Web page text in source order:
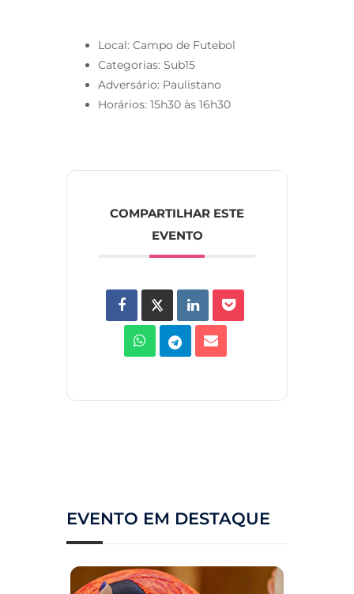
Local: Campo de Futebol
Categorias: Sub15
Adversário: Paulistano
Horários: 15h30 às 16h30
COMPARTILHAR ESTE
EVENTO
EVENTO EM DESTAQUE